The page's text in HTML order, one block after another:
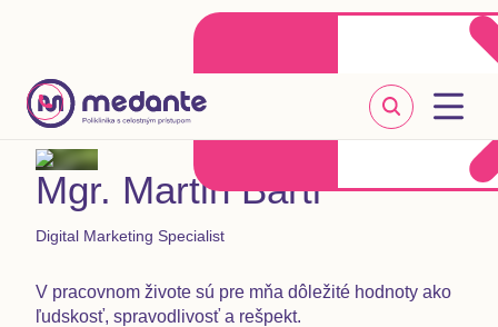
Klientske centrum
+421 2 20 302 303
Mgr. Martin Bartl
Digital Marketing Specialist
V pracovnom živote sú pre mňa dôležité hodnoty ako
ľudskosť, spravodlivosť a rešpekt.